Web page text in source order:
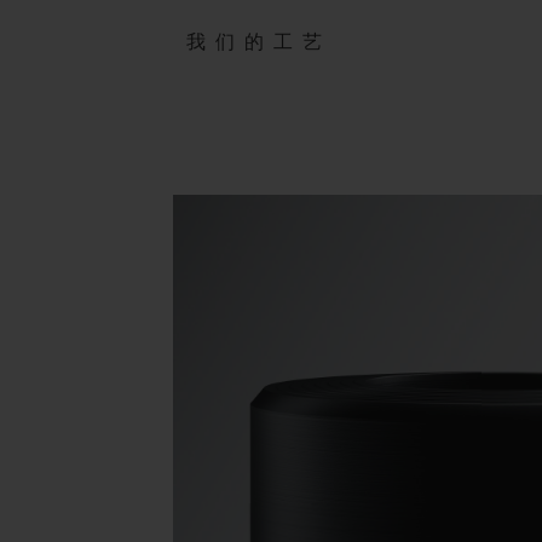
我们的工艺